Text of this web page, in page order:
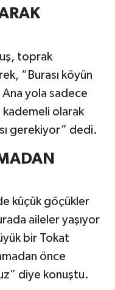
toprak
“Burası köyün
yola sadece
olarak
gerekiyor” dedi.
küçük göçükler
aileler yaşıyor
bir Tokat
önce
diye konuştu.